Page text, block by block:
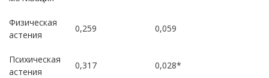
Физическая
астения
0,259 0,059
Психическая
астения
0,317 0,028*